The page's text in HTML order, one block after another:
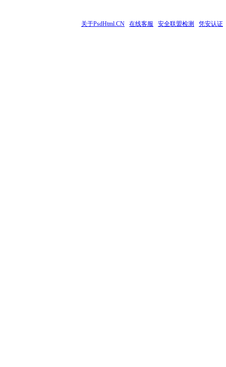
关于PsdHtml.CN 在线客服 安全联盟检测 凭安认证